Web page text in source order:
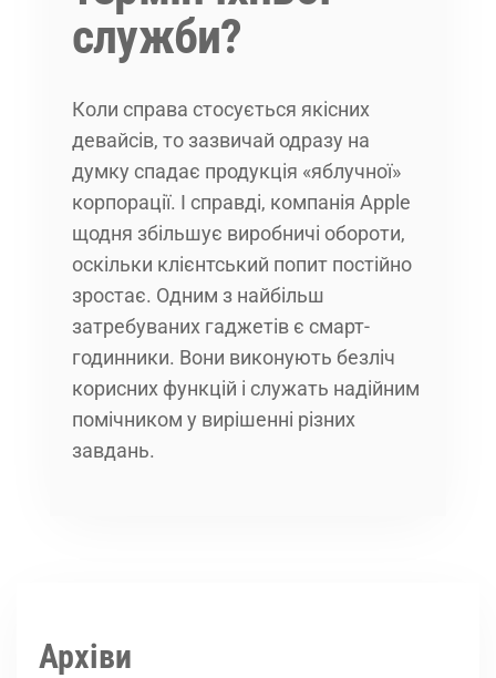
служби?
Коли справа стосується якісних
девайсів, то зазвичай одразу на
думку спадає продукція «яблучної»
корпорації. І справді, компанія Apple
щодня збільшує виробничі обороти,
оскільки клієнтський попит постійно
зростає. Одним з найбільш
затребуваних гаджетів є смарт-
годинники. Вони виконують безліч
корисних функцій і служать надійним
помічником у вирішенні різних
завдань.
Архіви